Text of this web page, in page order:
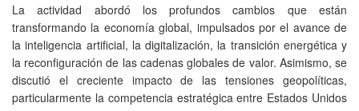
La actividad abordó los profundos cambios que están
transformando la economía global, impulsados por el avance de
la inteligencia artificial, la digitalización, la transición energética y
la reconfiguración de las cadenas globales de valor. Asimismo, se
discutió el creciente impacto de las tensiones geopolíticas,
particularmente la competencia estratégica entre Estados Unidos